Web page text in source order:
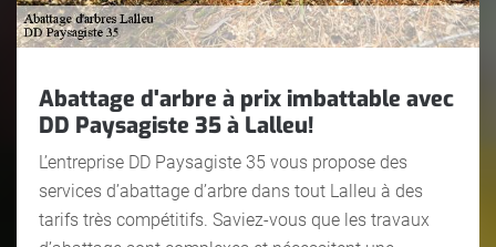
Abattage d'arbre à prix imbattable avec
DD Paysagiste 35 à Lalleu!
L’entreprise DD Paysagiste 35 vous propose des
services d’abattage d’arbre dans tout Lalleu à des
tarifs très compétitifs. Saviez-vous que les travaux